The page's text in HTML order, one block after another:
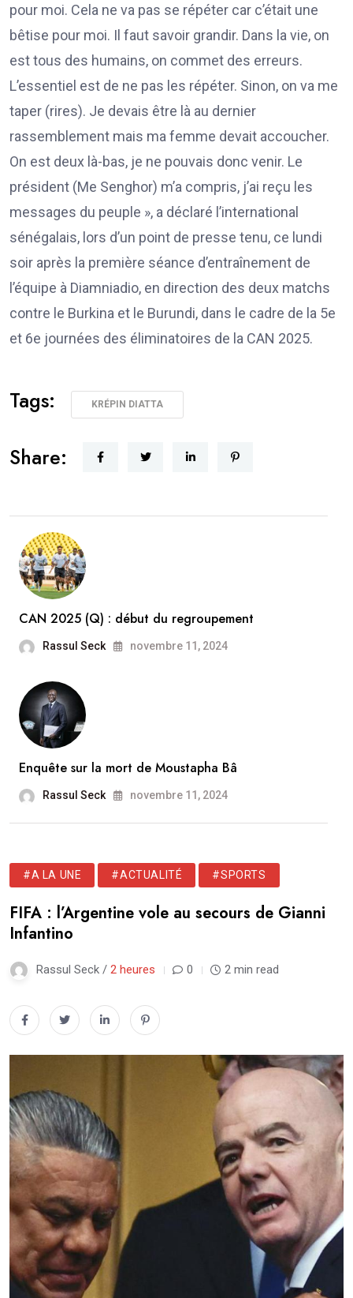
pour moi. Cela ne va pas se répéter car c’était une
bêtise pour moi. Il faut savoir grandir. Dans la vie, on
est tous des humains, on commet des erreurs.
L’essentiel est de ne pas les répéter. Sinon, on va me
taper (rires). Je devais être là au dernier
rassemblement mais ma femme devait accoucher.
On est deux là-bas, je ne pouvais donc venir. Le
président (Me Senghor) m’a compris, j’ai reçu les
messages du peuple », a déclaré l’international
sénégalais, lors d’un point de presse tenu, ce lundi
soir après la première séance d’entraînement de
l’équipe à Diamniadio, en direction des deux matchs
contre le Burkina et le Burundi, dans le cadre de la 5e
et 6e journées des éliminatoires de la CAN 2025.
Tags: KRÉPIN DIATTA
Share:
CAN 2025 (Q) : début du regroupement
Rassul Seck novembre 11, 2024
Enquête sur la mort de Moustapha Bâ
Rassul Seck novembre 11, 2024
#A LA UNE #ACTUALITÉ #SPORTS
FIFA : l’Argentine vole au secours de Gianni
Infantino
Rassul Seck / 2 heures 0 2 min read